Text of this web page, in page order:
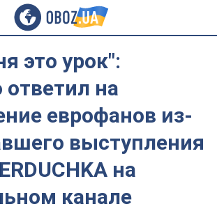
это урок":
на
еврофанов из-
выступления
на
канале